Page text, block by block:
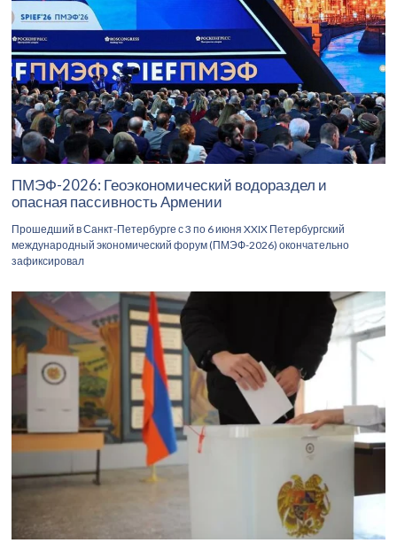
ПМЭФ-2026: Геоэкономический водораздел и
опасная пассивность Армении
Прошедший в Санкт-Петербурге с 3 по 6 июня XXIX Петербургский
международный экономический форум (ПМЭФ-2026) окончательно
зафиксировал